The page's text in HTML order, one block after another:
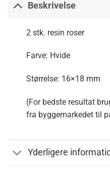
Beskrivelse
2 stk. resin roser
Farve: Hvide
Størrelse: 16×18 mm
(For bedste resultat
fra byggemarkedet til
Yderligere